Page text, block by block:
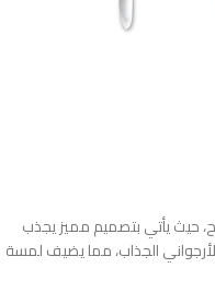
حيث يأتي بتصميم مميز يجذب
الأرجواني الجذاب، مما يضيف لمسة